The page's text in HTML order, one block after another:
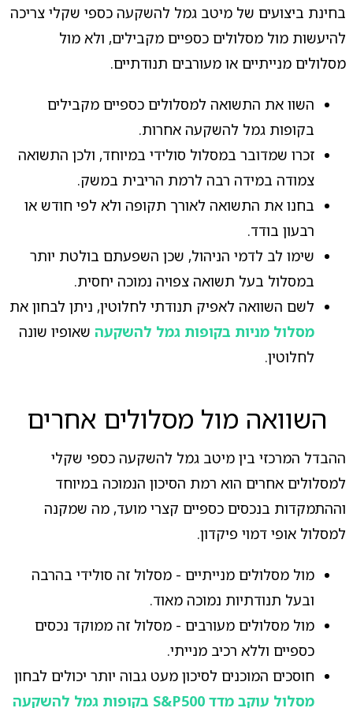
בחינת ביצועים של מיטב גמל להשקעה כספי שקלי צריכה
להיעשות מול מסלולים כספיים מקבילים, ולא מול
מסלולים מנייתיים או מעורבים תנודתיים.
השוו את התשואה למסלולים כספיים מקבילים
בקופות גמל להשקעה אחרות.
זכרו שמדובר במסלול סולידי במיוחד, ולכן התשואה
צמודה במידה רבה לרמת הריבית במשק.
בחנו את התשואה לאורך תקופה ולא לפי חודש או
רבעון בודד.
שימו לב לדמי הניהול, שכן השפעתם בולטת יותר
במסלול בעל תשואה צפויה נמוכה יחסית.
לשם השוואה לאפיק תנודתי לחלוטין, ניתן לבחון את
מסלול מניות בקופות גמל להשקעהשאופיו שונה
לחלוטין.
השוואה מול מסלולים אחרים
ההבדל המרכזי בין מיטב גמל להשקעה כספי שקלי
למסלולים אחרים הוא רמת הסיכון הנמוכה במיוחד
וההתמקדות בנכסים כספיים קצרי מועד, מה שמקנה
למסלול אופי דמוי פיקדון.
מול מסלולים מנייתיים - מסלול זה סולידי בהרבה
ובעל תנודתיות נמוכה מאוד.
מול מסלולים מעורבים - מסלול זה ממוקד נכסים
כספיים וללא רכיב מנייתי.
חוסכים המוכנים לסיכון מעט גבוה יותר יכולים לבחון
מסלול עוקב מדד S&P500 בקופות גמל להשקעה